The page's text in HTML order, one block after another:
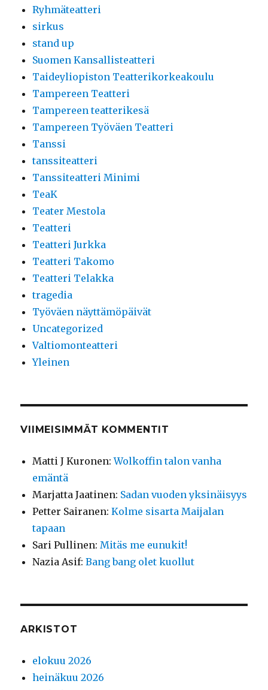
Ryhmäteatteri
sirkus
stand up
Suomen Kansallisteatteri
Taideyliopiston Teatterikorkeakoulu
Tampereen Teatteri
Tampereen teatterikesä
Tampereen Työväen Teatteri
Tanssi
tanssiteatteri
Tanssiteatteri Minimi
TeaK
Teater Mestola
Teatteri
Teatteri Jurkka
Teatteri Takomo
Teatteri Telakka
tragedia
Työväen näyttämöpäivät
Uncategorized
Valtiomonteatteri
Yleinen
VIIMEISIMMÄT KOMMENTIT
Matti J Kuronen:Wolkoffin talon vanha
emäntä
Marjatta Jaatinen: Sadan vuoden yksinäisyys
Petter Sairanen:Kolme sisarta Maijalan
tapaan
Sari Pullinen:Mitäs me eunukit!
Nazia Asif:Bang bang olet kuollut
ARKISTOT
elokuu 2026
heinäkuu 2026